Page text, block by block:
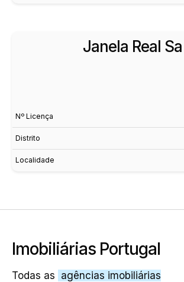
Janela Real Sa
Nº Licença
Distrito
Localidade
Imobiliárias Portugal
Todas as agências imobiliárias